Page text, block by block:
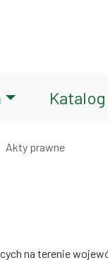
Akty prawne
na terenie